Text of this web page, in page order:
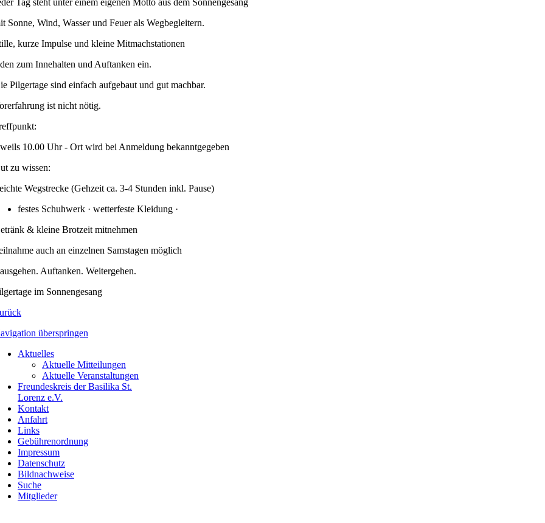
Sonne, Wind, Wasser und Feuer als Wegbegleitern.
kurze Impulse und kleine Mitmachstationen
zum Innehalten und Auftanken ein.
Pilgertage sind einfach aufgebaut und gut machbar.
ist nicht nötig.
10.00 Uhr - Ort wird bei Anmeldung bekanntgegeben
zu wissen:
Wegstrecke (Gehzeit ca. 3-4 Stunden inkl. Pause)
festes Schuhwerk · wetterfeste Kleidung ·
& kleine Brotzeit mitnehmen
auch an einzelnen Samstagen möglich
Auftanken. Weitergehen.
im Sonnengesang
überspringen
Aktuelles
Aktuelle Mitteilungen
Aktuelle Veranstaltungen
Freundeskreis der Basilika St.
Lorenz e.V.
Kontakt
Anfahrt
Links
Gebührenordnung
Impressum
Datenschutz
Bildnachweise
Suche
Mitglieder